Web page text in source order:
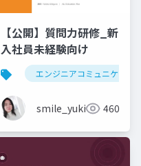
【公開】質問力研修_新
入社員未経験向け
エンジニアコミュニケーシ
smile_yukiko_it460